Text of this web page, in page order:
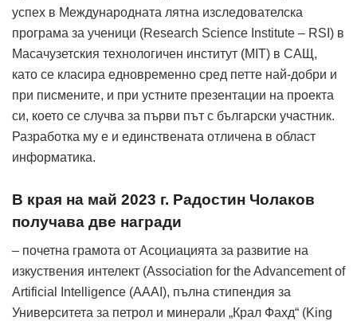
успех в Международната лятна изследователска
програма за ученици (Research Science Institute – RSI) в
Масачузетския технологичен институт (MIT) в САЩ,
като се класира едновременно сред петте най-добри и
при писмените, и при устните презентации на проекта
си, което се случва за първи път с български участник.
Разработка му е и единствената отличена в област
информатика.
В края на май 2023 г. Радостин Чолаков
получава две награди
– почетна грамота от Асоциацията за развитие на
изкуствения интелект (Association for the Advancement of
Artificial Intelligence (AAAI), пълна стипендия за
Университета за петрол и минерали „Крал Фахд“ (King